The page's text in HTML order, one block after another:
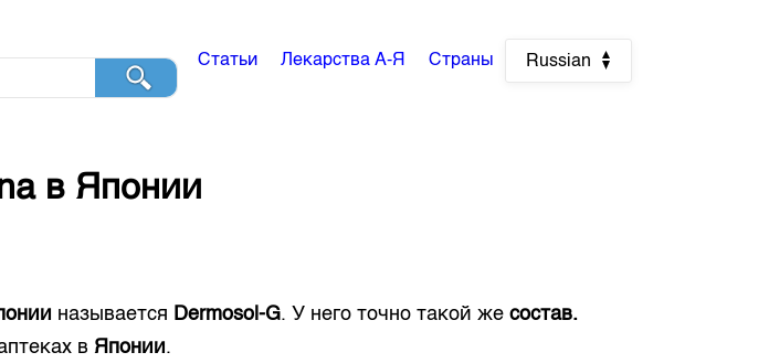
Статьи Лекарства А-Я Страны Russian
в Японии
называется Dermosol-G. У него точно такой же состав.
вЯпонии.